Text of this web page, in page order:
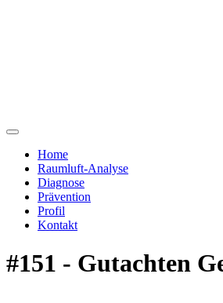
Home
Raumluft-Analyse
Diagnose
Prävention
Profil
Kontakt
#151 - Gutachten